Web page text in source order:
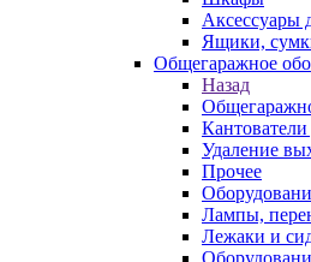
Аксессуары
Ящики,
Общегаражное
Назад
Кантователи
Удаление
Прочее
Лампы,
Лежаки и